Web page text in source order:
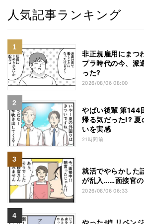
人気記事ランキング
非正規雇用にまつ
プラ時代の今、派
った?
2026/08/06 08:00
やばい後輩 第144
帰る気だった!? 夏
いを実感
21時間前
就活でやらかした
が乱入……面接官
2026/08/06 06:33